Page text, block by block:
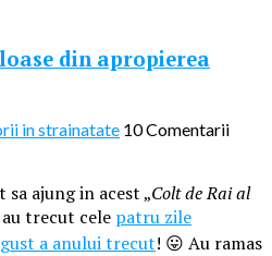
din apropierea
in strainatate 10 Comentarii
ajung in acest „Colt de Rai al
trecut cele patru zile
a anului trecut! 😛 Au ramas